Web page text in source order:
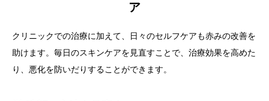
ア
クリニックでの治療に加えて、日々のセルフケアも赤みの改善を
助けます。毎日のスキンケアを見直すことで、治療効果を高めた
り、悪化を防いだりすることができます。